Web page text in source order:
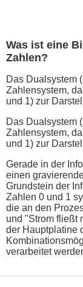
Was ist eine
Zahlen?
Das Dualsystem
Zahlensystem,
und 1) zur
Das Dualsystem
Zahlensystem,
und 1) zur
Gerade in der
einen
Grundstein der
Zahlen 0 und 1
die an den
und "Strom fließt
der Hauptplatine
verarbeitet